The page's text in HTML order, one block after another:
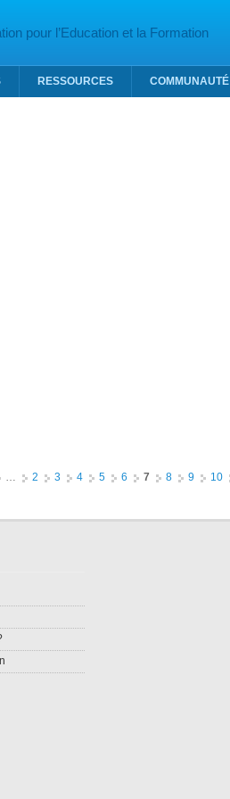
pour l’Education et la Formation
RESSOURCES COMMUNAUTÉ
… 2 3 4 5 6 7 8 9 10